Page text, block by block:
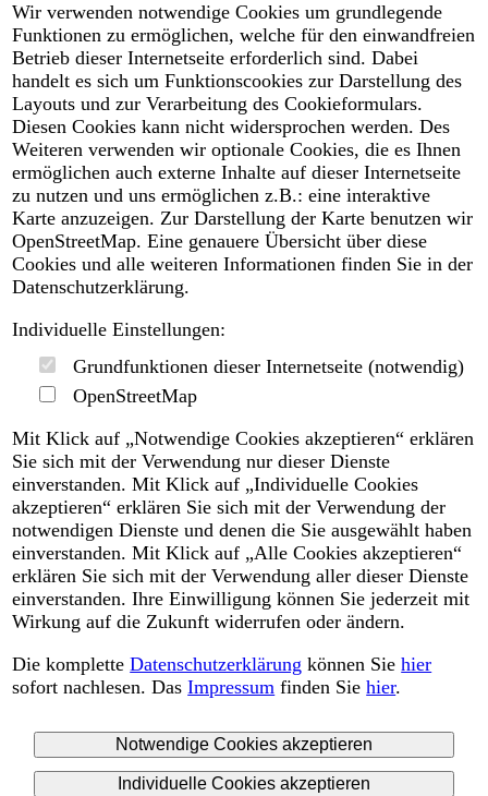
Wir verwenden notwendige Cookies um grundlegende
Funktionen zu ermöglichen, welche für den einwandfreien
Betrieb dieser Internetseite erforderlich sind. Dabei
handelt es sich um Funktionscookies zur Darstellung des
Layouts und zur Verarbeitung des Cookieformulars.
Diesen Cookies kann nicht widersprochen werden. Des
Weiteren verwenden wir optionale Cookies, die es Ihnen
ermöglichen auch externe Inhalte auf dieser Internetseite
zu nutzen und uns ermöglichen z.B.: eine interaktive
Karte anzuzeigen. Zur Darstellung der Karte benutzen wir
OpenStreetMap. Eine genauere Übersicht über diese
Cookies und alle weiteren Informationen finden Sie in der
Datenschutzerklärung.
Individuelle Einstellungen:
Grundfunktionen dieser Internetseite (notwendig)
OpenStreetMap
Mit Klick auf „Notwendige Cookies akzeptieren“ erklären
Sie sich mit der Verwendung nur dieser Dienste
einverstanden. Mit Klick auf „Individuelle Cookies
akzeptieren“ erklären Sie sich mit der Verwendung der
notwendigen Dienste und denen die Sie ausgewählt haben
einverstanden. Mit Klick auf „Alle Cookies akzeptieren“
erklären Sie sich mit der Verwendung aller dieser Dienste
einverstanden. Ihre Einwilligung können Sie jederzeit mit
Wirkung auf die Zukunft widerrufen oder ändern.
Die kompletteDatenschutzerklärung können Siehier
sofort nachlesen. DasImpressum finden Siehier.
Notwendige Cookies akzeptieren
Individuelle Cookies akzeptieren